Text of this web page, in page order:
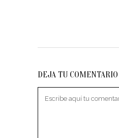
DEJA TU COMENTARIO